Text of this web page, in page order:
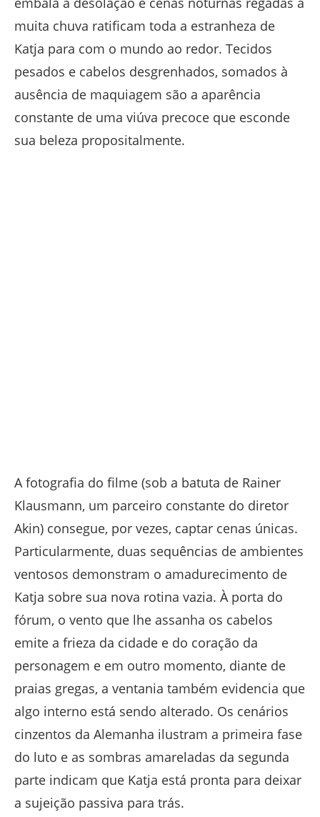
muita chuva ratificam toda a estranheza de
Katja para com o mundo ao redor. Tecidos
pesados e cabelos desgrenhados, somados à
ausência de maquiagem são a aparência
constante de uma viúva precoce que esconde
sua beleza propositalmente.
A fotografia do filme (sob a batuta de Rainer
Klausmann, um parceiro constante do diretor
Akin) consegue, por vezes, captar cenas únicas.
Particularmente, duas sequências de ambientes
ventosos demonstram o amadurecimento de
Katja sobre sua nova rotina vazia. À porta do
fórum, o vento que lhe assanha os cabelos
emite a frieza da cidade e do coração da
personagem e em outro momento, diante de
praias gregas, a ventania também evidencia que
algo interno está sendo alterado. Os cenários
cinzentos da Alemanha ilustram a primeira fase
do luto e as sombras amareladas da segunda
parte indicam que Katja está pronta para deixar
a sujeição passiva para trás.